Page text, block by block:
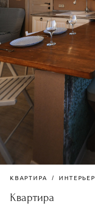
КВАРТИРА ИНТЕРЬЕР
Квартира